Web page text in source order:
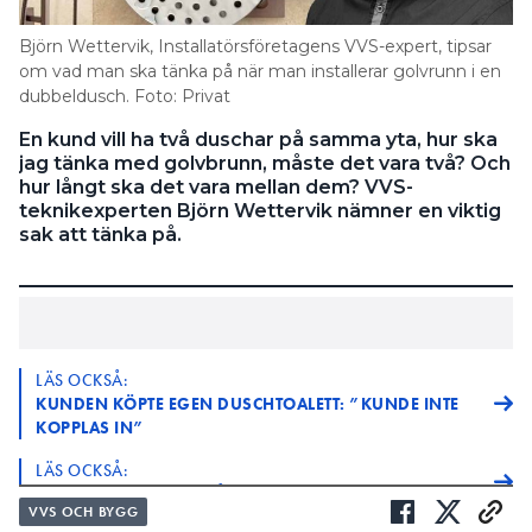
6. Slutkontroll: vatten, flöde och
fall – innan ytskiktet är på plats
När väggnära brunnar väl är inmurade/spacklade
och ytskiktet är på plats finns inga möjligheter till
korrigeringar. Kontrollera att brunnen står i våg och
i rätt höjd, att fallet är korrekt och att vattnet rinner
undan utan att bilda dammar. Gör kontrollen med
vatten samt med rätskiva/vattenpass i flera
Björn Wettervik, Installatörsföretagens VVS-expert, tipsar
om vad man ska tänka på när man installerar golvrunn i en
dubbeldusch. Foto: Privat
En kund vill ha två duschar på samma yta, hur ska
jag tänka med golvbrunn, måste det vara två? Och
hur långt ska det vara mellan dem? VVS-
teknikexperten Björn Wettervik nämner en viktig
sak att tänka på.
LÄS OCKSÅ:
KUNDEN KÖPTE EGEN DUSCHTOALETT: ”KUNDE INTE
KOPPLAS IN”
LÄS OCKSÅ:
I VILKA UTRYMMEN MÅSTE DET FINNAS GOLVBRUNN?
VVS OCH BYGG